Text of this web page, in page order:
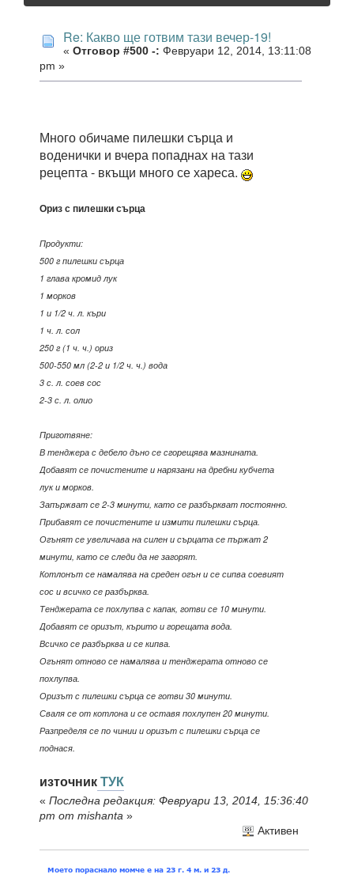
Re: Какво ще готвим тази вечер-19!
« Отговор #500 -: Февруари 12, 2014, 13:11:08
pm »
Много обичаме пилешки сърца и
воденички и вчера попаднах на тази
рецепта - вкъщи много се хареса.
Ориз с пилешки сърца
Продукти:
500 г пилешки сърца
1 глава кромид лук
1 морков
1 и 1/2 ч. л. къри
1 ч. л. сол
250 г (1 ч. ч.) ориз
500-550 мл (2-2 и 1/2 ч. ч.) вода
3 с. л. соев сос
2-3 с. л. олио
Приготвяне:
В тенджера с дебело дъно се сгорещява мазнината.
Добавят се почистените и нарязани на дребни кубчета
лук и морков.
Запържват се 2-3 минути, като се разбъркват постоянно.
Прибавят се почистените и измити пилешки сърца.
Огънят се увеличава на силен и сърцата се пържат 2
минути, като се следи да не загорят.
Котлонът се намалява на среден огън и се сипва соевият
сос и всичко се разбърква.
Тенджерата се похлупва с капак, готви се 10 минути.
Добавят се оризът, кърито и горещата вода.
Всичко се разбърква и се кипва.
Огънят отново се намалява и тенджерата отново се
похлупва.
Оризът с пилешки сърца се готви 30 минути.
Сваля се от котлона и се оставя похлупен 20 минути.
Разпределя се по чинии и оризът с пилешки сърца се
поднася.
източникТУК
« Последна редакция: Февруари 13, 2014, 15:36:40
pm от mishanta »
Активен